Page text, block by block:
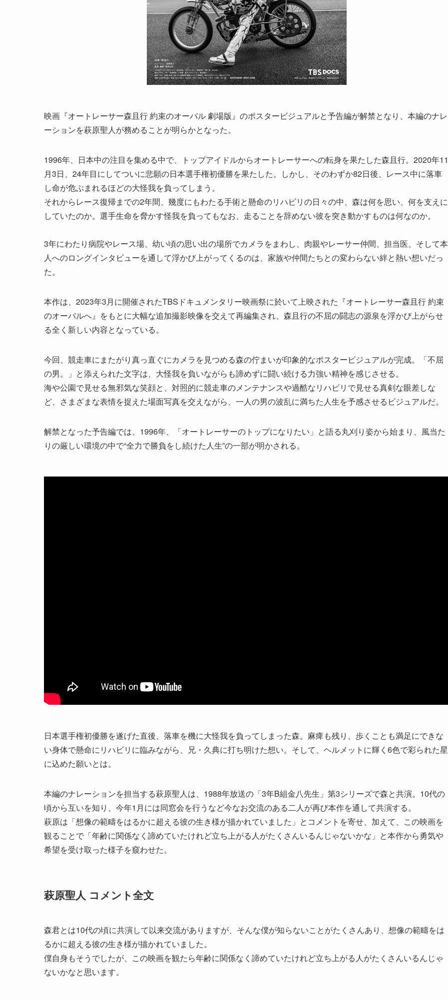
映画『オートレーサー森且行 約束のオーバル 劇場版』のポスタービジュアルと予告編が解禁となり、本編のナレ
ーションを萩原聖人が務めることが明らかとなった。
1996年、日本中の注目を集める中で、トップアイドルからオートレーサーへの転身を果たした森且行。2020年11
月3日、24年目にしてついに悲願の日本選手権初優勝を果たした。しかし、そのわずか82日後、レース中に落車
し命が危ぶまれるほどの大怪我を負ってしまう。
それからレース復帰までの2年間、幾度にもわたる手術と懸命のリハビリの日々の中、森は何を思い、何を支えに
していたのか。選手生命を脅かす怪我を負ってもなお、走ることを辞めない彼を突き動かすものは何なのか。
3年にわたり病院やレース場、幼い頃の思い出の場所でカメラをまわし、肉親やレーサー仲間、担当医、そして本
人へのロングインタビューを通して浮かび上がってくるのは、家族や仲間たちとの変わらない絆と熱い想いだっ
た。
本作は、2023年3月に開催されたTBSドキュメンタリー映画祭に於いて上映された『オートレーサー森且行 約束
のオーバルへ』をもとに大幅な追加撮影映像を交えて再編集され、森且行の不屈の闘志の源泉を浮かび上がらせ
る全く新しい内容となっている。
今回、競走車にまたがり真っ直ぐにカメラを見つめる森の佇まいが印象的なポスタービジュアルが完成。「不屈
の男。」と添えられた文字は、大怪我を負いながらも諦めずに闘い続ける力強い精神を感じさせる。
海や公園で見せる無邪気な笑顔と、対照的に競走車のメンテナンスや過酷なリハビリで見せる真剣な眼差しな
ど、さまざまな表情を捉えた場面写真を交えながら、一人の男の波乱に満ちた人生を予感させるビジュアルだ。
解禁となった予告編では、1996年、「オートレーサーのトップになりたい」と語る丸刈り姿から始まり、風当た
りの厳しい環境の中で“全力で勝負をし続けた人生”の一部が明かされる。
日本選手権初優勝を遂げた直後、落車を機に大怪我を負ってしまった森。麻痺も残り、歩くことも満足にできな
い身体で懸命にリハビリに臨みながら、兄・久典に打ち明けた想い。そして、ヘルメットに輝く6色で彩られた星
に込めた願いとは。
本編のナレーションを担当する萩原聖人は、1988年放送の「3年B組金八先生」第3シリーズで森と共演。10代の
頃から互いを知り、今年1月には同窓会を行うなど今なお交流のある二人が再び本作を通して共演する。
萩原は「想像の範疇をはるかに超える彼の生き様が描かれていました」とコメントを寄せ、加えて、この映画を
観ることで「年齢に関係なく諦めていたけれど立ち上がる人がたくさんいるんじゃないかな」と本作から勇気や
希望を受け取った様子を窺わせた。
萩原聖人 コメント全文
森君とは10代の頃に共演して以来交流がありますが、そんな僕が知らないことがたくさんあり、想像の範疇をは
るかに超える彼の生き様が描かれていました。
僕自身もそうでしたが、この映画を観たら年齢に関係なく諦めていたけれど立ち上がる人がたくさんいるんじゃ
ないかなと思います。